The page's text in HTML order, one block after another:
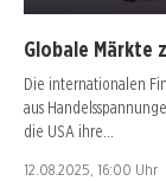
Globale Märkte
Die internationalen
aus
die USA ihre…
12.08.2025, 16:00 Uhr